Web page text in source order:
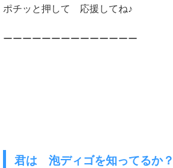
ポチッと押して 応援してね♪
ーーーーーーーーーーーーーー
君は 泡ディゴを知ってるか